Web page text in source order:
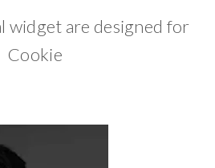
widget are designed for
Cookie